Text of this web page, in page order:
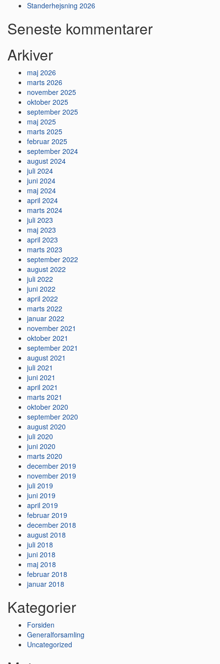
Standerhejsning 2026
Seneste kommentarer
Arkiver
maj 2026
marts 2026
november 2025
oktober 2025
september 2025
maj 2025
marts 2025
februar 2025
september 2024
august 2024
juli 2024
juni 2024
maj 2024
april 2024
marts 2024
juli 2023
maj 2023
april 2023
marts 2023
september 2022
august 2022
juli 2022
juni 2022
april 2022
marts 2022
januar 2022
november 2021
oktober 2021
september 2021
august 2021
juli 2021
juni 2021
april 2021
marts 2021
oktober 2020
september 2020
august 2020
juli 2020
juni 2020
marts 2020
december 2019
november 2019
juli 2019
juni 2019
april 2019
februar 2019
december 2018
august 2018
juli 2018
juni 2018
maj 2018
februar 2018
januar 2018
Kategorier
Forsiden
Generalforsamling
Uncategorized